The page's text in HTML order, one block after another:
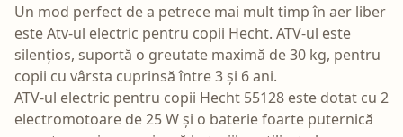
Un mod perfect de a petrece mai mult timp în aer liber
este Atv-ul electric pentru copii Hecht. ATV-ul este
silențios, suportă o greutate maximă de 30 kg, pentru
copii cu vârsta cuprinsă între 3 și 6 ani.
ATV-ul electric pentru copii Hecht 55128 este dotat cu 2
electromotoare de 25 W și o baterie foarte puternică